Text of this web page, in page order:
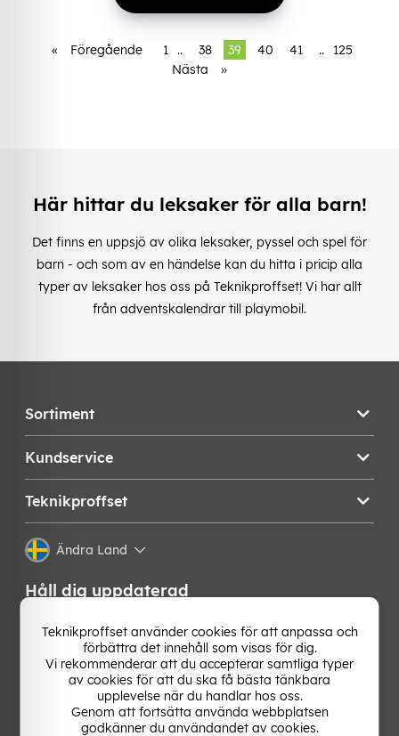
« Föregående 1 .. 38 39 40 41 ..
125
Nästa
»
Här hittar du leksaker för alla barn!
Det finns en uppsjö av olika leksaker, pyssel och spel för
barn - och som av en händelse kan du hitta i pricip alla
typer av leksaker hos oss på Teknikproffset! Vi har allt
från adventskalendrar till playmobil.
Sortiment
Kundservice
Teknikproffset
Ändra Land
Håll dig uppdaterad
Få de senaste nyheterna, hetaste erbjudandena och
bästa tipsen från oss direkt i din mejlkorg. Signa upp på
vårt nyhetsbrev!
Teknikproffset använder cookies för att anpassa och
förbättra det innehåll som visas för dig.
Vi rekommenderar att du accepterar samtliga typer
av cookies för att du ska få bästa tänkbara
upplevelse när du handlar hos oss.
Genom att fortsätta använda webbplatsen
godkänner du användandet av cookies.